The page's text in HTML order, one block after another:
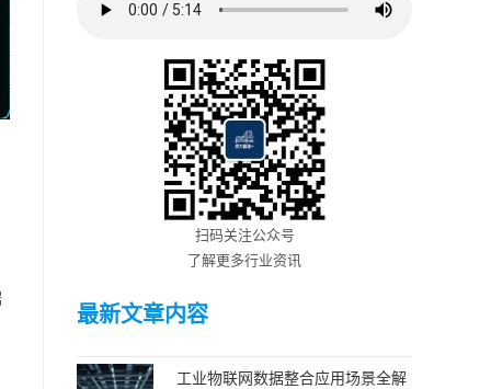
扫码关注公众号
了解更多行业资讯
最新文章内容
工业物联网数据整合应用场景全解